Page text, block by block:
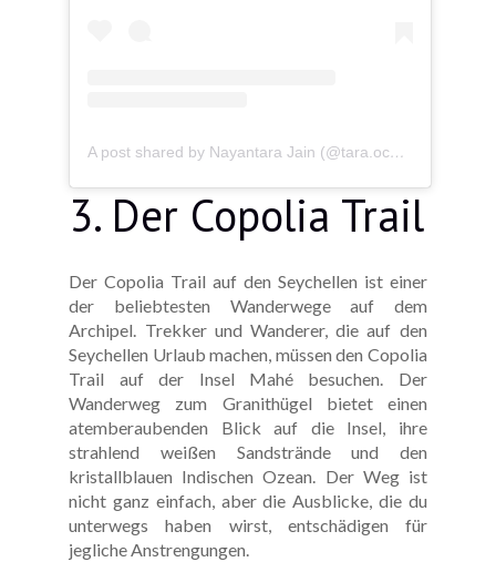
A post shared by Nayantara Jain (@tara.oceanista)
3. Der Copolia Trail
Der Copolia Trail auf den Seychellen ist einer
der beliebtesten Wanderwege auf dem
Archipel. Trekker und Wanderer, die auf den
Seychellen Urlaub machen, müssen den Copolia
Trail auf der Insel Mahé besuchen. Der
Wanderweg zum Granithügel bietet einen
atemberaubenden Blick auf die Insel, ihre
strahlend weißen Sandstrände und den
kristallblauen Indischen Ozean. Der Weg ist
nicht ganz einfach, aber die Ausblicke, die du
unterwegs haben wirst, entschädigen für
jegliche Anstrengungen.